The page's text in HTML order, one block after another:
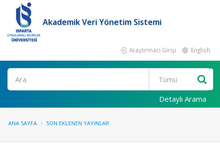
Akademik Veri Yönetim Sistemi
Araştırmacı Girişi English
Ara
Detaylı Arama
ANA SAYFA SON EKLENEN YAYINLAR